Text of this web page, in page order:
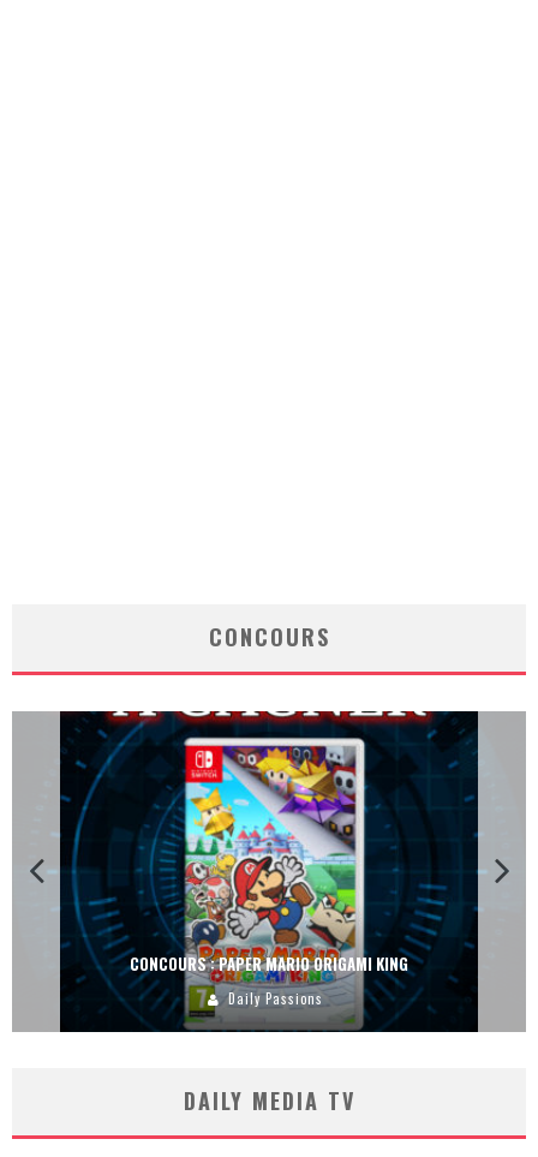
CONCOURS
CONCOURS : PAPER MARIO ORIGAMI KING
Daily Passions
DAILY MEDIA TV